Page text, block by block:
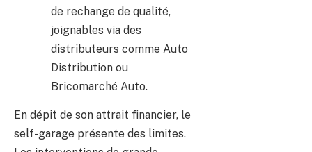
de rechange de qualité,
joignables via des
distributeurs comme Auto
Distribution ou
Bricomarché Auto.
En dépit de son attrait financier, le
self-garage présente des limites.